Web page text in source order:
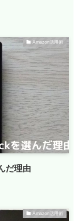
Amazon活用術
だ理由
Amazon活用術